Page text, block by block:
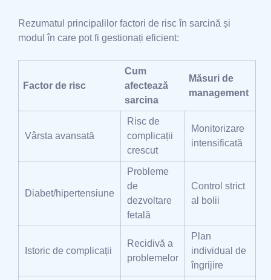
Rezumatul principalilor factori de risc în sarcină și
modul în care pot fi gestionați eficient:
Factor de risc
Cum
afectează
sarcina
Măsuri de
management
Vârsta avansată
Risc de
complicații
crescut
Monitorizare
intensificată
Diabet/hipertensiune
Probleme
de
dezvoltare
fetală
Control strict
al bolii
Istoric de complicații
Recidivă a
problemelor
Plan
individual de
îngrijire